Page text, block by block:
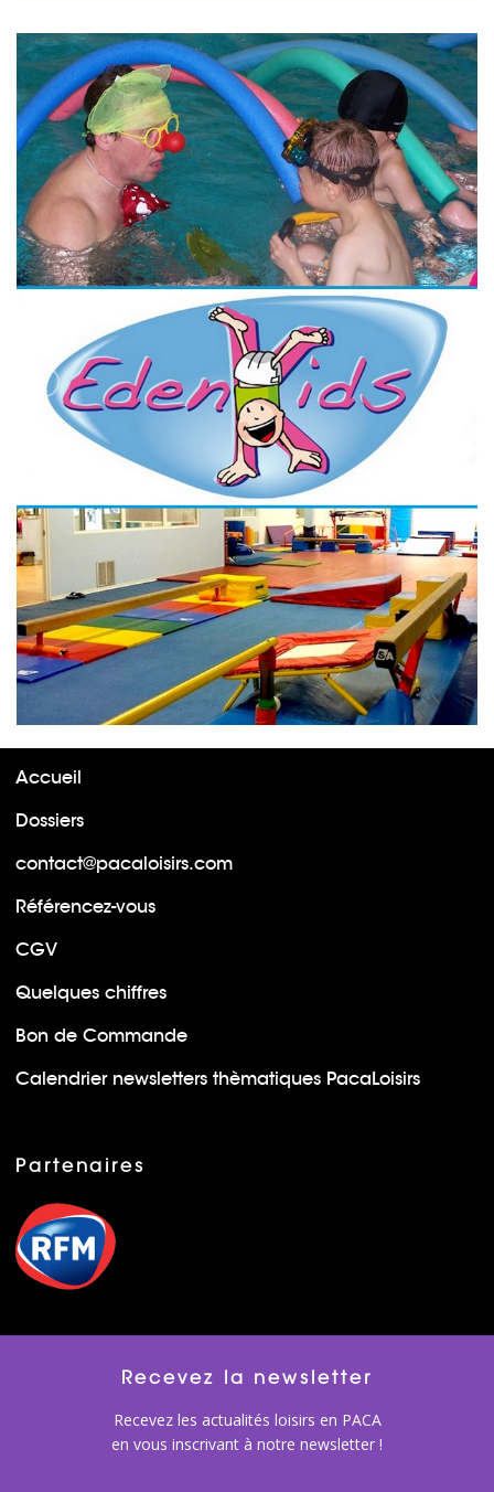
Accueil
Dossiers
contact@pacaloisirs.com
Référencez-vous
CGV
Quelques chiffres
Bon de Commande
Calendrier newsletters thèmatiques PacaLoisirs
Partenaires
Recevez la newsletter
Recevez les actualités loisirs en PACA
en vous inscrivant à notre newsletter !